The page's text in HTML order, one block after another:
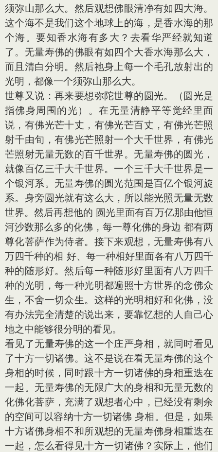
须弥山那么大。然后观想佛眼清净有如四大海。
这个海不是我们这个地球上的海，是香水海的那
个海。要知香水海有多大？去看华严经就知道
了。无量寿佛的佛眼有如四个大香水海那么大，
而且清白分明。然后祂身上每一个毛孔放射出的
光明，都像一个须弥山那么大。
世尊又说：再来要想弥陀世尊的圆光。（圆光是
指佛身周围的光）。在无量清静平等觉经里面
说，有佛光芒十丈，有佛光芒百丈，有佛光芒照
射千由旬，有佛光芒照射一个大千世界，有佛光
芒照射无量无数的百千世界。无量寿佛的圆光，
就像百亿三千大千世界。一个三千大千世界是一
个银河系。无量寿佛的圆光范围是百亿个银河旋
系。身旁圆光就有这么大，所以能光照无量无数
世界。然后再想他的 圆光里面有百万亿那由他恒
河沙数那么多的化佛，每一尊化佛的身边 都有两
尊化菩萨作为侍者。接下来观想，无量寿佛有八
万四千种的相 好、每一种相好里面各有八万四千
种的随形好。然后每一种随形好里面有八万四千
种的光明，每一种光明都遍照十方世界的念佛众
生，不舍一切众生。这样的光明相好和化佛，没
有办法完全清楚的说出来，要靠忆想的人自己心
地之中能够很分明的看见。
看见了无量寿佛的这一个庄严身相，就同时看见
了十方一切诸佛。这不是说在看无量寿佛的这个
身相的时候，同时跟十方一切诸佛的身相重迭在
一起。无量寿佛的无限广大的身相和无量无数的
化佛化菩萨，充满了观想者心中，已经没有剩余
的空间可以容纳十方一切诸佛 身相。但是，如果
十方诸佛身相不和所观想的无量寿佛身相重迭在
一起，怎么看得见十方一切诸佛？实际上，他们